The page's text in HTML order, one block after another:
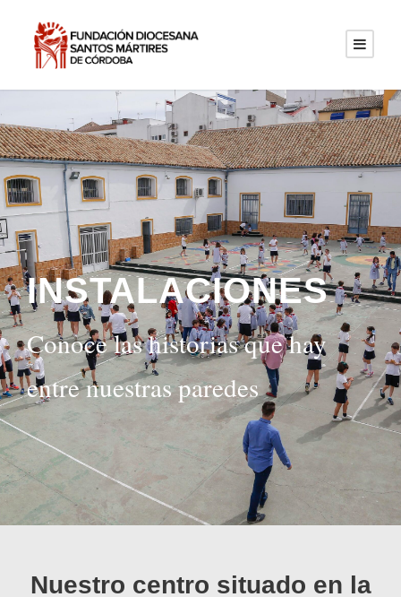
INSTALACIONES
Conoce las historias que hay
entre nuestras paredes
Nuestro centro situado en la